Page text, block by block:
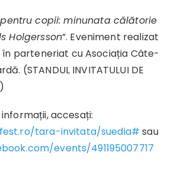
copii: minunata călătorie
Holgersson”. Eveniment realizat
în parteneriat cu Asociația Câte-
(STANDUL INVITATULUI DE
accesați:
tara-invitata/suedia# sau
events/491195007717